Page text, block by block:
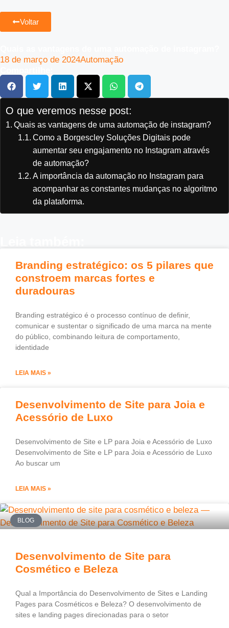
Voltar
18 de março de 2024Automação
O que veremos nesse post:
Quais as vantagens de uma automação de instagram?
Como a Borgescley Soluções Digitais pode
aumentar seu engajamento no Instagram através
de automação?
A importância da automação no Instagram para
acompanhar as constantes mudanças no algoritmo
da plataforma.
Branding estratégico: os 5 pilares que
constroem marcas fortes e
duradouras
Branding estratégico é o processo contínuo de definir,
comunicar e sustentar o significado de uma marca na mente
do público, combinando leitura de comportamento,
identidade
LEIA MAIS »
Desenvolvimento de Site para Joia e
Acessório de Luxo
Desenvolvimento de Site e LP para Joia e Acessório de Luxo
Desenvolvimento de Site e LP para Joia e Acessório de Luxo
Ao buscar um
LEIA MAIS »
BLOG
Desenvolvimento de Site para
Cosmético e Beleza
Qual a Importância do Desenvolvimento de Sites e Landing
Pages para Cosméticos e Beleza? O desenvolvimento de
sites e landing pages direcionadas para o setor